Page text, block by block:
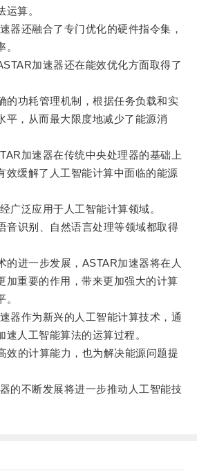
算。
还融合了专门优化的硬件指令集，
加速器还在能效优化方面取得了
功耗管理机制，根据任务负载和实
平，从而最大限度地减少了能源消
加速器在传统中央处理器的基础上
效缓解了人工智能计算中面临的能源
泛应用于人工智能计算领域。
识别、自然语言处理等领域都取得
进一步发展，ASTAR加速器将在人
加重要的作用，带来更加强大的计算
作为新兴的人工智能计算技术，通
速人工智能算法的运算过程。
的计算能力，也为解决能源问题提
不断发展将进一步推动人工智能技